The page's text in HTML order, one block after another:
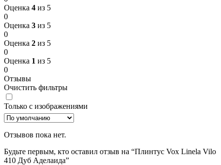
Оценка 4 из 5
0
Оценка 3 из 5
0
Оценка 2 из 5
0
Оценка 1 из 5
0
Отзывы
Очистить фильтры
Только с изображениями
Отзывов пока нет.
Будьте первым, кто оставил отзыв на “Плинтус Vox Linela Vilo
410 Дуб Аделаида”